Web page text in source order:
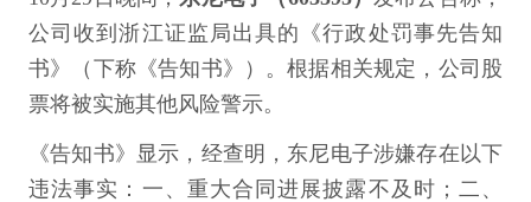
公司收到浙江证监局出具的《行政处罚事先告知
书》（下称《告知书》）。根据相关规定，公司股
票将被实施其他风险警示。
《告知书》显示，经查明，东尼电子涉嫌存在以下
违法事实：一、重大合同进展披露不及时；二、